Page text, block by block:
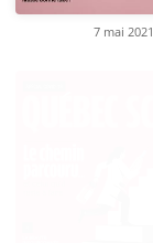
7 mai 2021